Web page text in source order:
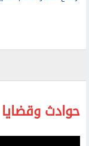
حوادث وقضايا